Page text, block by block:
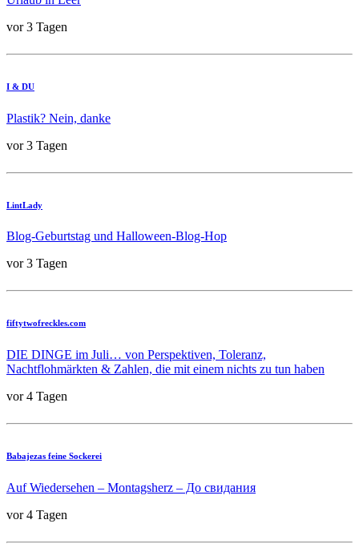
vor 3 Tagen
I & DU
Plastik? Nein, danke
vor 3 Tagen
LintLady
Blog-Geburtstag und Halloween-Blog-Hop
vor 3 Tagen
fiftytwofreckles.com
DIE DINGE im Juli… von Perspektiven, Toleranz,
Nachtflohmärkten & Zahlen, die mit einem nichts zu tun haben
vor 4 Tagen
Babajezas feine Sockerei
Auf Wiedersehen – Montagsherz – До свидания
vor 4 Tagen